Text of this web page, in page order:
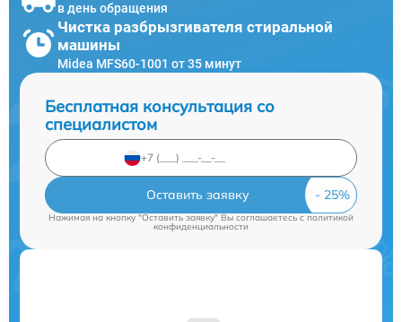
в день обращения
Чистка разбрызгивателя стиральной
машины
Midea MFS60-1001 от 35 минут
Бесплатная консультация со
специалистом
Оставить заявку
Нажимая на кнопку "Оставить заявку" Вы соглашаетесь cполитикой
конфиденциальности